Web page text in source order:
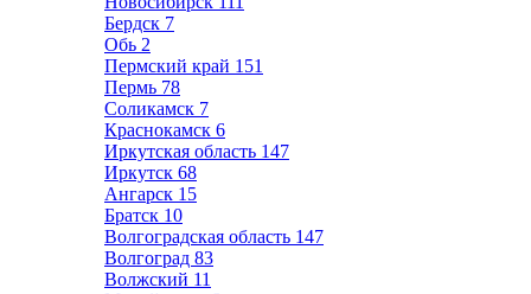
Бердск 7
Обь 2
Пермский край 151
Пермь 78
Соликамск 7
Краснокамск 6
Иркутская область 147
Иркутск 68
Ангарск 15
Братск 10
Волгоградская область 147
Волгоград 83
Волжский 11